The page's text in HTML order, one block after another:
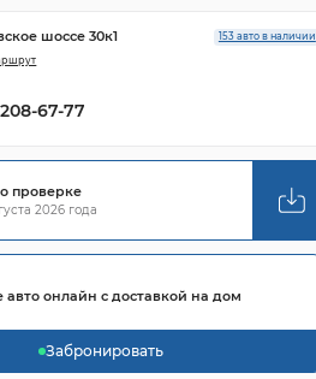
153 авто в наличии
шоссе 30к1
67-77
проверке
2026 года
авто онлайн с доставкой на дом
Забронировать